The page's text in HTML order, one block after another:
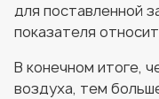
для поставленной
показателя
В конечном итоге,
воздуха, тем